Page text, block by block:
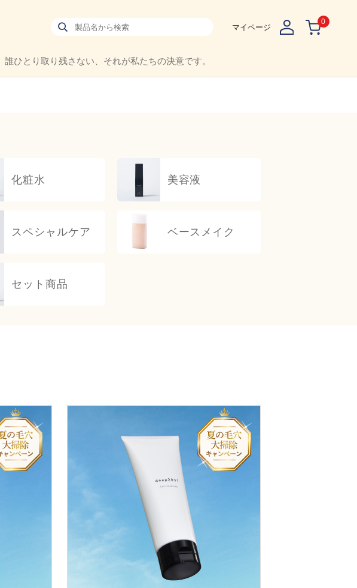
マイページ
0
誰ひとり取り残さない、それが私たちの決意です。
化粧水 美容液
スペシャルケア ベースメイク
セット商品